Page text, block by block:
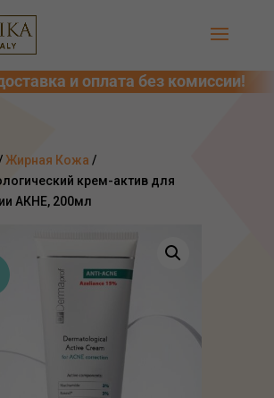
Жирная Кожа /
крем-актив для
АКНЕ, 200мл